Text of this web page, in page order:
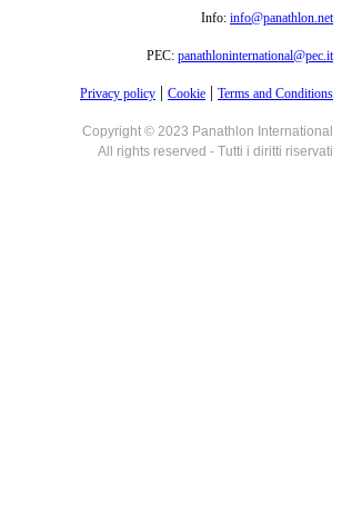
Info: info@panathlon.net
PEC: panathloninternational@pec.it
Privacy policy | Cookie | Terms and Conditions
Copyright © 2023 Panathlon International
All rights reserved - Tutti i diritti riservati